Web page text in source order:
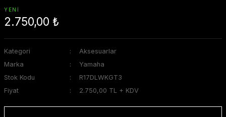
YENİ
2.750,00 ₺
Kategori
Aksesuarlar
Marka
Yamaha
Stok Kodu
R17DLWKGT3
Fiyat
2.750,00 TL + KDV